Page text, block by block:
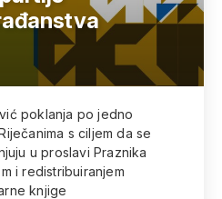
poklanja po jedno
s ciljem da se
u proslavi Praznika
i redistribuiranjem
knjige